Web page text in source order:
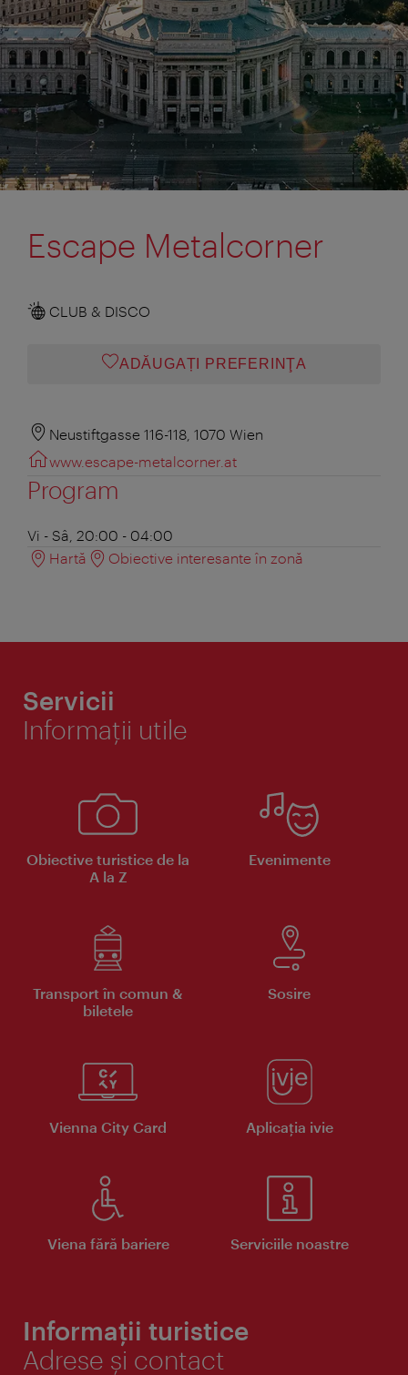
Escape Metalcorner
CLUB & DISCO
ADĂUGAȚI PREFERINŢA
Neustiftgasse 116-118, 1070 Wien
www.escape-metalcorner.at
Program
Vi - Sâ, 20:00 - 04:00
Hartă
Obiective interesante în zonă
Servicii
Informaţii utile
Obiective turistice de la
A la Z
Evenimente
Transport în comun &
biletele
Sosire
Vienna City Card Aplicaţia ivie
Viena fără bariere Serviciile noastre
Informații turistice
Adrese și contact